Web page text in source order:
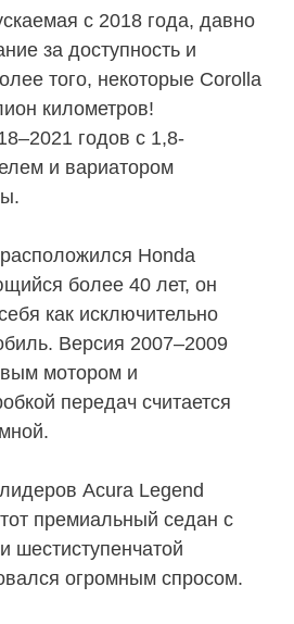
с 2018 года, давно
за доступность и
того, некоторые Corolla
километров!
годов с 1,8-
и вариатором
Honda
более 40 лет, он
как исключительно
Версия 2007–2009
мотором и
передач считается
Acura Legend
премиальный седан с
шестиступенчатой
огромным спросом.